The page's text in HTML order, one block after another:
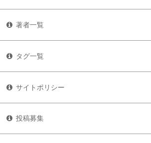
著者一覧
タグ一覧
サイトポリシー
投稿募集